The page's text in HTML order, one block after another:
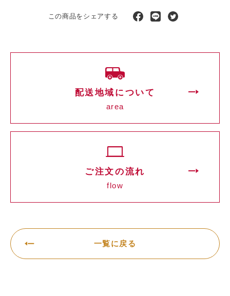
この商品をシェアする
配送地域について
area
ご注文の流れ
flow
一覧に戻る